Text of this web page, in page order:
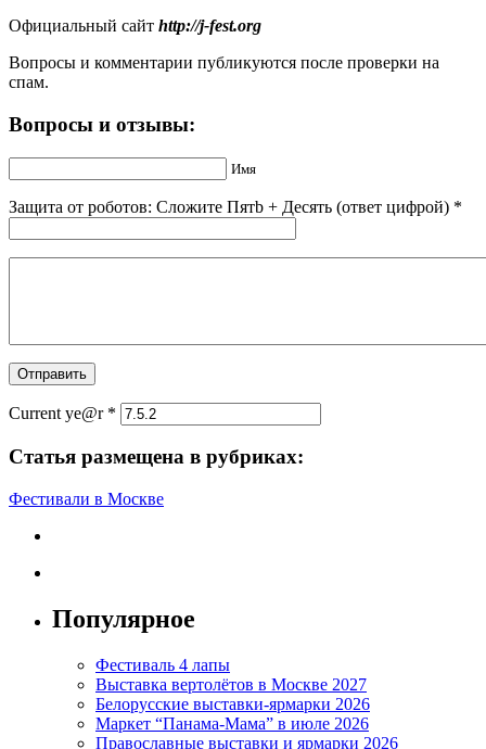
Официальный сайт http://j-fest.org
Вопросы и комментарии публикуются после проверки на
спам.
Вопросы и отзывы:
Имя
Защита от роботов: Сложите Пятb + Дecять (ответ цифрой) *
Current ye@r *
Статья размещена в рубриках:
Фестивали в Москве
Популярное
Фестиваль 4 лапы
Выставка вертолётов в Москве 2027
Белорусские выставки-ярмарки 2026
Маркет “Панама-Мама” в июле 2026
Православные выставки и ярмарки 2026